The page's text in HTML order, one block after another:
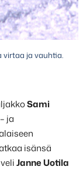
ja vauhtia.
Sami
ja
isänsä
Janne Uotila